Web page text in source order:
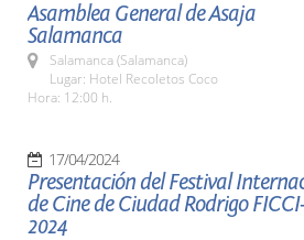
Asamblea General de Asaja
Salamanca
Salamanca (Salamanca)
Lugar: Hotel Recoletos Coco
Hora: 12:00 h.
17/04/2024
Presentación del Festival
de Cine de Ciudad Rodrigo
2024